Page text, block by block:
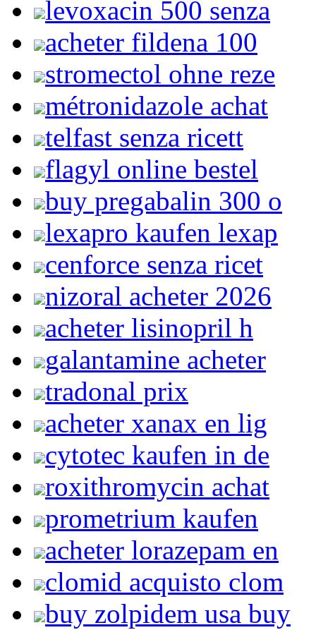
levoxacin 500 senza
acheter fildena 100
stromectol ohne reze
métronidazole achat
telfast senza ricett
flagyl online bestel
buy pregabalin 300 o
lexapro kaufen lexap
cenforce senza ricet
nizoral acheter 2026
acheter lisinopril h
galantamine acheter
tradonal prix
acheter xanax en lig
cytotec kaufen in de
roxithromycin achat
prometrium kaufen
acheter lorazepam en
clomid acquisto clom
buy zolpidem usa buy